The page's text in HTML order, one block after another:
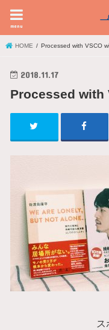
menu
HOME Processed with VSCO
2018.11.17
Processed with
ス